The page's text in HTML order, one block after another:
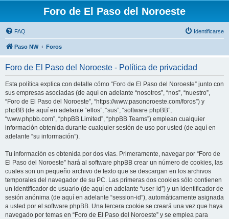
Foro de El Paso del Noroeste
FAQ Identificarse
Paso NW Foros
Foro de El Paso del Noroeste - Política de privacidad
Esta política explica con detalle cómo “Foro de El Paso del Noroeste” junto con
sus empresas asociadas (de aquí en adelante “nosotros”, “nos”, “nuestro”,
“Foro de El Paso del Noroeste”, “https://www.pasonoroeste.com/foros”) y
phpBB (de aquí en adelante “ellos”, “sus”, “software phpBB”,
“www.phpbb.com”, “phpBB Limited”, “phpBB Teams”) emplean cualquier
información obtenida durante cualquier sesión de uso por usted (de aquí en
adelante “su información”).
Tu información es obtenida por dos vías. Primeramente, navegar por “Foro de
El Paso del Noroeste” hará al software phpBB crear un número de cookies, las
cuales son un pequeño archivo de texto que se descargan en los archivos
temporales del navegador de su PC. Las primeras dos cookies sólo contienen
un identificador de usuario (de aquí en adelante “user-id”) y un identificador de
sesión anónima (de aquí en adelante “session-id”), automáticamente asignada
a usted por el software phpBB. Una tercera cookie se creará una vez que haya
navegado por temas en “Foro de El Paso del Noroeste” y se emplea para